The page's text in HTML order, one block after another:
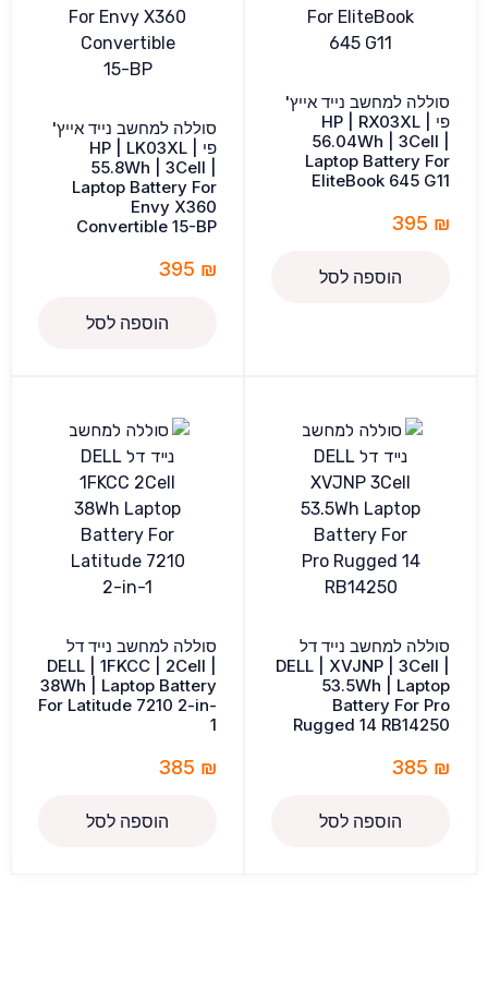
סוללה למחשב נייד אייץ'
פי HP | RX03XL |
56.04Wh | 3Cell |
Laptop Battery For
EliteBook 645 G11
395 ₪
הוספה לסל
סוללה למחשב נייד אייץ'
פי HP | LK03XL |
55.8Wh | 3Cell |
Laptop Battery For
Envy X360
Convertible 15-BP
395 ₪
הוספה לסל
סוללה למחשב נייד דל
DELL | XVJNP | 3Cell |
53.5Wh | Laptop
Battery For Pro
Rugged 14 RB14250
385 ₪
הוספה לסל
סוללה למחשב נייד דל
DELL | 1FKCC | 2Cell |
38Wh | Laptop Battery
For Latitude 7210 2-in-
1
385 ₪
הוספה לסל